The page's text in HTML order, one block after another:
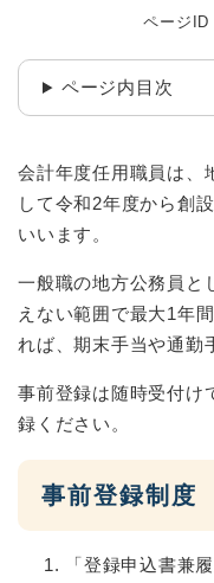
ページID
ページ内目次
会計年度任用職員は、
して令和2年度から創
いいます。
一般職の地方公務員と
えない範囲で最大1年
れば、期末手当や通勤
事前登録は随時受付け
録ください。
事前登録制度
「登録申込書兼